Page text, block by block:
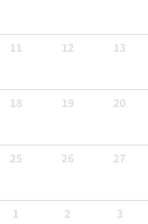
11 12 13
18 19 20
25 26 27
1 2 3